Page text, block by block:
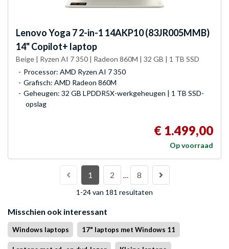
LenovoYoga 7 2-in-1 14AKP10 (83JR005MMB)
14" Copilot+ laptop
Beige | Ryzen AI 7 350 | Radeon 860M | 32 GB | 1 TB SSD
Processor: AMD Ryzen AI 7 350
Grafisch: AMD Radeon 860M
Geheugen: 32 GB LPDDR5X-werkgeheugen | 1 TB SSD-
opslag
€ 1.499,00
Op voorraad
1 2 … 8
1-24 van 181 resultaten
Misschien ook interessant
Windows laptops 17" laptops met Windows 11